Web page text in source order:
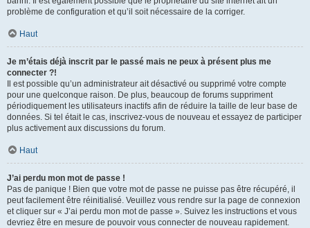
problème de configuration et qu’il soit nécessaire de la corriger.
Haut
Je m’étais déjà inscrit par le passé mais ne peux à présent plus me
connecter ?!
Il est possible qu’un administrateur ait désactivé ou supprimé votre compte
pour une quelconque raison. De plus, beaucoup de forums suppriment
périodiquement les utilisateurs inactifs afin de réduire la taille de leur base de
données. Si tel était le cas, inscrivez-vous de nouveau et essayez de participer
plus activement aux discussions du forum.
Haut
J’ai perdu mon mot de passe !
Pas de panique ! Bien que votre mot de passe ne puisse pas être récupéré, il
peut facilement être réinitialisé. Veuillez vous rendre sur la page de connexion
et cliquer sur « J’ai perdu mon mot de passe ». Suivez les instructions et vous
devriez être en mesure de pouvoir vous connecter de nouveau rapidement.